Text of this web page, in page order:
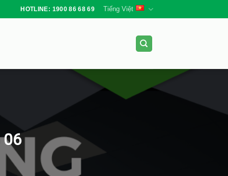
HOTLINE: 1900 86 68 69 Tiếng Việt
06